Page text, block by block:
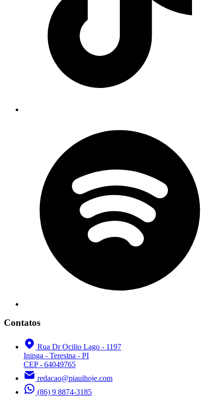
Contatos
Rua Dr Ocilio Lago - 1197
Ininga - Teresina - PI
CEP - 64049765
redacao@piauihoje.com
(86) 9 8874-3185